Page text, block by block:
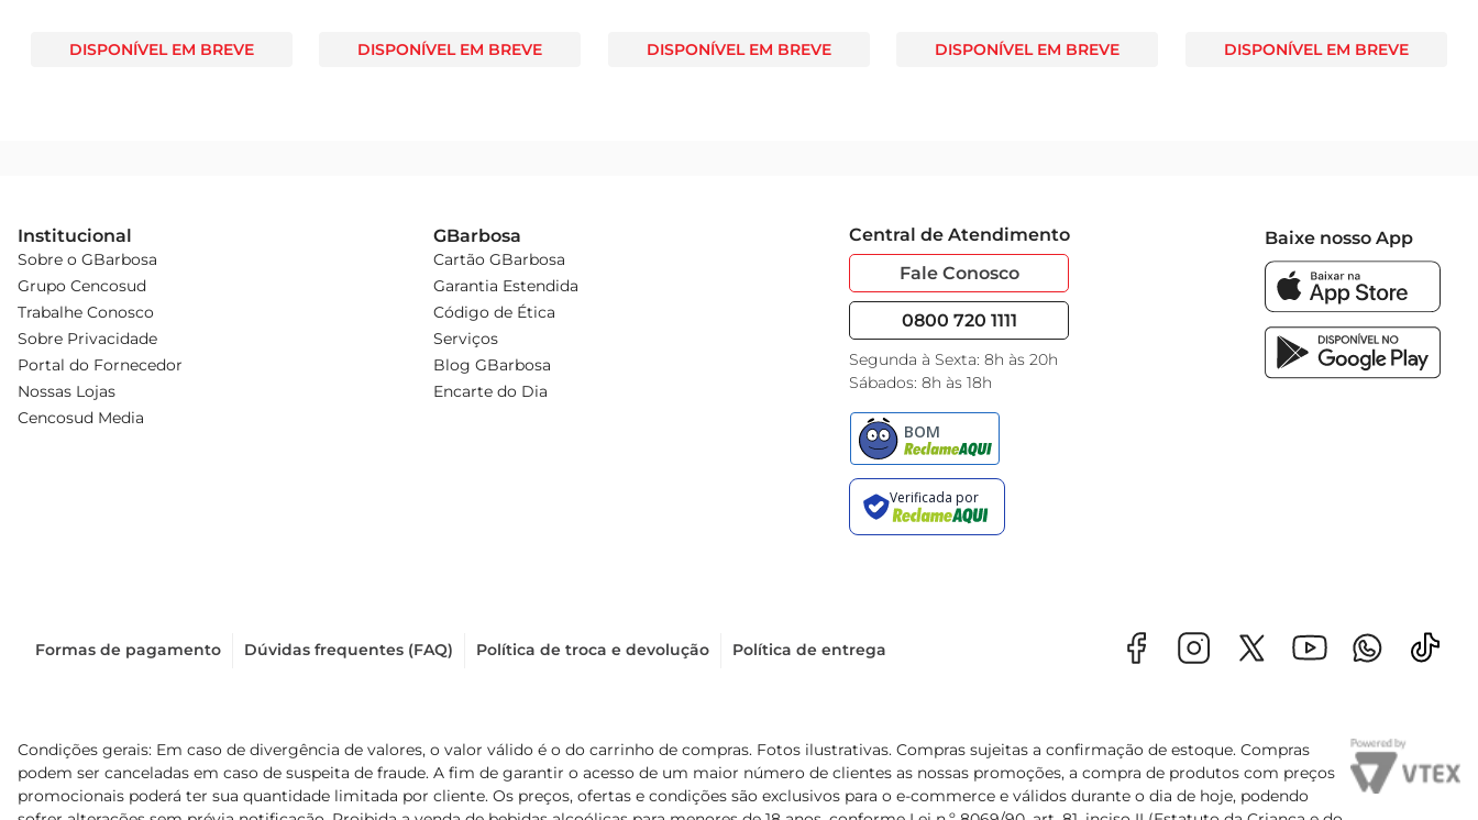
DISPONÍVEL EM BREVE DISPONÍVEL EM BREVE DISPONÍVEL EM BREVE DISPONÍVEL EM BREVE DISPONÍVEL EM BREVE
Institucional
Sobre o GBarbosa
Grupo Cencosud
Trabalhe Conosco
Sobre Privacidade
Portal do Fornecedor
Nossas Lojas
Cencosud Media
GBarbosa
Cartão GBarbosa
Garantia Estendida
Código de Ética
Serviços
Blog GBarbosa
Encarte do Dia
Central de Atendimento
Fale Conosco
0800 720 1111
Segunda à Sexta: 8h às 20h
Sábados: 8h às 18h
Baixe nosso App
Formas de pagamento Dúvidas frequentes (FAQ) Política de troca e devolução Política de entrega
Condições gerais: Em caso de divergência de valores, o valor válido é o do carrinho de compras. Fotos ilustrativas. Compras sujeitas a confirmação de estoque. Compras
podem ser canceladas em caso de suspeita de fraude. A fim de garantir o acesso de um maior número de clientes as nossas promoções, a compra de produtos com preços
promocionais poderá ter sua quantidade limitada por cliente. Os preços, ofertas e condições são exclusivos para o e-commerce e válidos durante o dia de hoje, podendo